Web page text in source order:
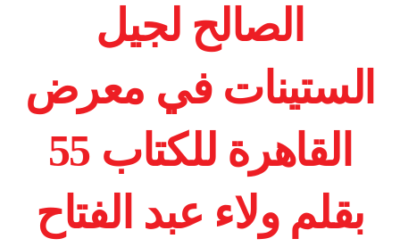
الصالح لجيل
الستينات في معرض
القاهرة للكتاب 55
بقلم ولاء عبد الفتاح